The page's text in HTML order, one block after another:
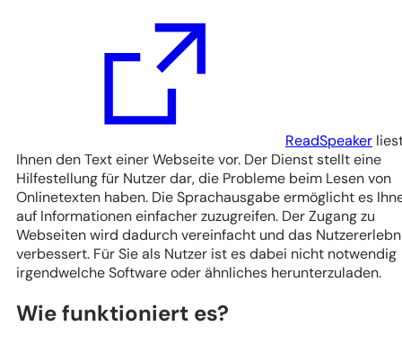
ReadSpeaker
Ihnen den Text einer Webseite vor. Der Dienst stellt eine
Hilfestellung für Nutzer dar, die Probleme beim Lesen von
Onlinetexten haben. Die Sprachausgabe ermöglicht es
auf Informationen einfacher zuzugreifen. Der Zugang zu
Webseiten wird dadurch vereinfacht und das
verbessert. Für Sie als Nutzer ist es dabei nicht notwendig
irgendwelche Software oder ähnliches herunterzuladen.
Wie funktioniert es?